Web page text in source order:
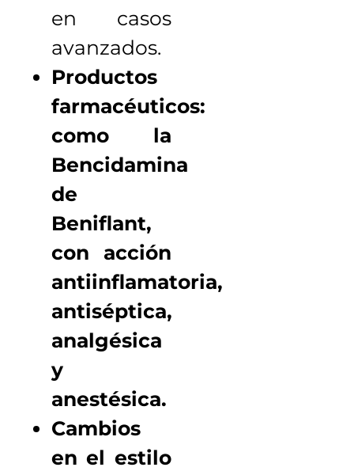
en casos
avanzados.
Productos
farmacéuticos:
como la
Bencidamina
de
Beniflant,
con acción
antiinflamatoria,
antiséptica,
analgésica
y
anestésica.
Cambios
en el estilo